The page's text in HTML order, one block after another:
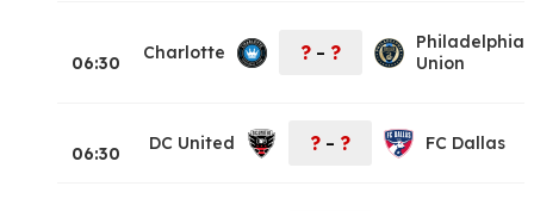
06:30 Charlotte ? – ?
Philadelphia
Union
06:30 DC United ? – ? FC Dallas